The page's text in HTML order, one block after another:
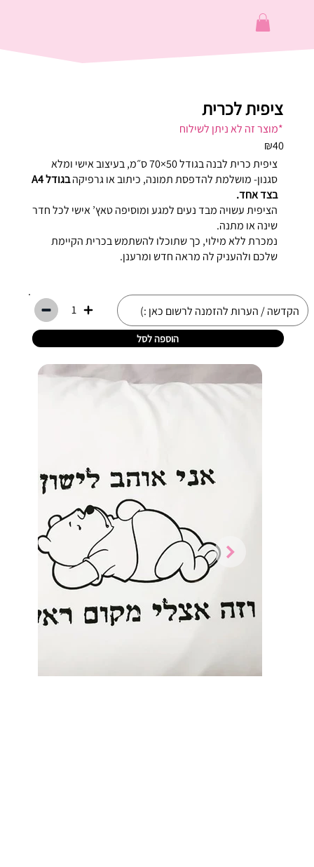
ציפית לכרית
*מוצר זה לא ניתן לשילוח
₪40
ציפית כרית לבנה בגודל 50×70 ס״מ, בעיצוב אישי ומלא
סגנון- מושלמת להדפסת תמונה, כיתוב או גרפיקה
בגודל A4
בצד אחד.
הציפית עשויה מבד נעים למגע ומוסיפה טאץ’ אישי לכל חדר
שינה או מתנה.
נמכרת ללא מילוי, כך שתוכלו להשתמש בכרית הקיימת
שלכם ולהעניק לה מראה חדש ומרענן.
1
הוספה לסל